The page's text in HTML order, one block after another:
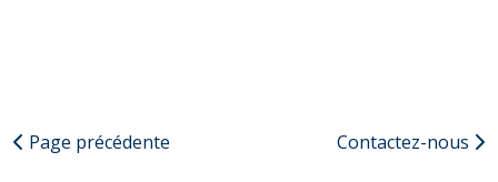
Page précédente Contactez-nous